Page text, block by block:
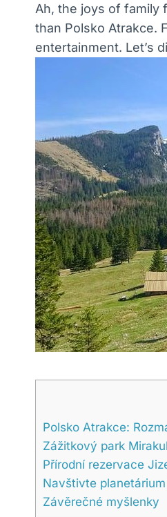
Ah, the joys of family
than Polsko Atrakce.
entertainment. Let’s
Polsko Atrakce:
Zážitkový park
Přírodní rezervace
Navštivte
Závěrečné myšlenky